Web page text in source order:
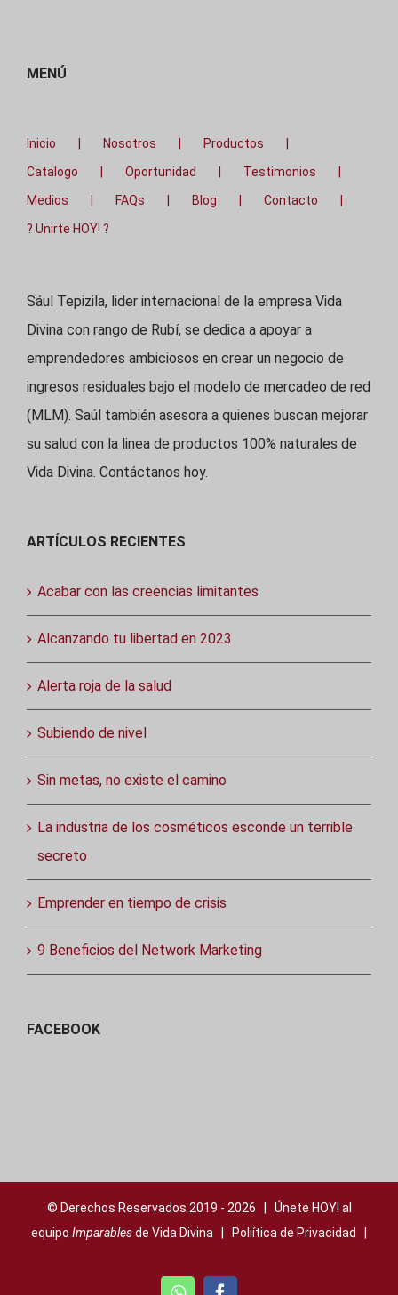
MENÚ
Inicio Nosotros
Productos
Catalogo
Oportunidad
Testimonios
Medios
FAQs Blog
Contacto
? Unirte HOY! ?
Sául Tepizila, lider internacional de la empresa Vida
Divina con rango de Rubí, se dedica a apoyar a
emprendedores ambiciosos en crear un negocio de
ingresos residuales bajo el modelo de mercadeo de red
(MLM). Saúl también asesora a quienes buscan mejorar
su salud con la linea de productos 100% naturales de
Vida Divina. Contáctanos hoy.
ARTÍCULOS RECIENTES
Acabar con las creencias limitantes
Alcanzando tu libertad en 2023
Alerta roja de la salud
Subiendo de nivel
Sin metas, no existe el camino
La industria de los cosméticos esconde un terrible
secreto
Emprender en tiempo de crisis
9 Beneficios del Network Marketing
FACEBOOK
© Derechos Reservados 2019 - 2026 | Únete HOY! al
equipo Imparablesde Vida Divina | Poliítica de Privacidad